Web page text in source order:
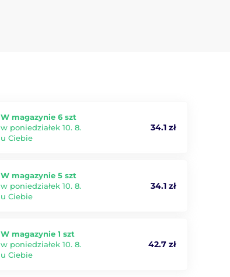
W magazynie 6 szt
w poniedziałek 10. 8.
u Ciebie
34.1 zł
W magazynie 5 szt
w poniedziałek 10. 8.
u Ciebie
34.1 zł
W magazynie 1 szt
w poniedziałek 10. 8.
u Ciebie
42.7 zł